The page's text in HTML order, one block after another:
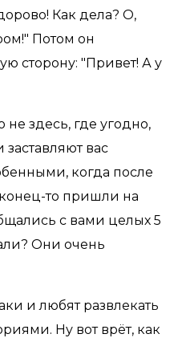
Как дела? О,
Потом он
сторону: "Привет! А у
здесь, где угодно,
вас
когда после
то пришли на
с вами целых 5
Они очень
и любят развлекать
Ну вот врёт, как